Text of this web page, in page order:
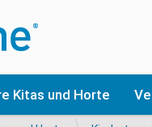
Kitas und Horte